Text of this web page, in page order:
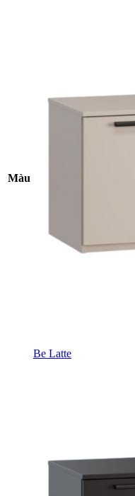
Màu
Be Latte